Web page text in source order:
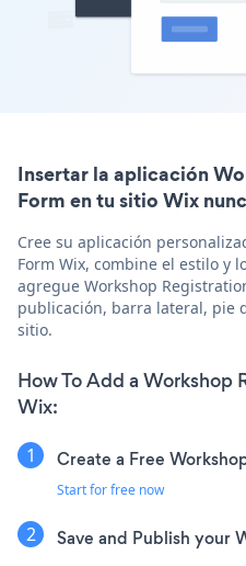
Insertar la aplicación
Form en tu sitio Wix
Cree su aplicación
Form Wix, combine el estilo y
agregue Workshop
publicación, barra lateral, pie
sitio.
How To Add a Workshop
Wix:
Create a Free
Start for free now
Save and Publish your